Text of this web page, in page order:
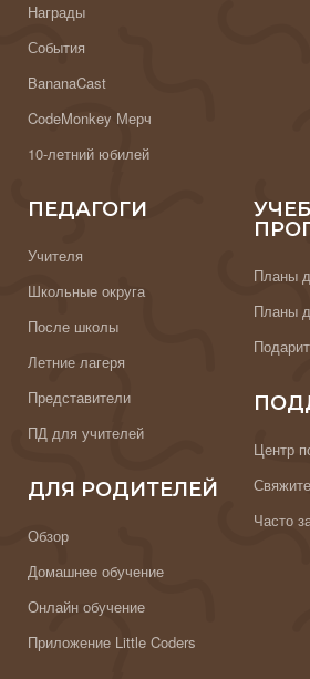
Награды
События
BananaCast
CodeMonkey Мерч
10-летний юбилей
ПЕДАГОГИ
Учителя
Школьные округа
После школы
Летние лагеря
Представители
ПД для учителей
ДЛЯ РОДИТЕЛЕЙ
Обзор
Домашнее обучение
Онлайн обучение
Приложение Little Coders
Планы
Планы
Центр
Часто